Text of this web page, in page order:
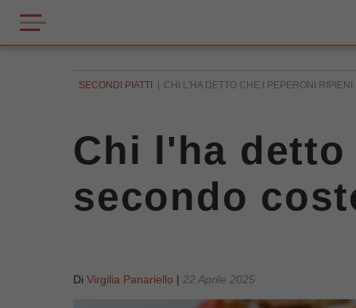
SECONDI PIATTI CHI L'HA DETTO CHE I PEPERONI
Chi l'ha
secondo
Di Virgilia Panariello | 22 Aprile 2025